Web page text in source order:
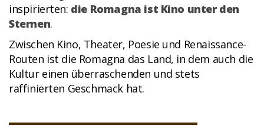
inspirierten: die Romagna ist Kino unter den
Sternen.
Zwischen Kino, Theater, Poesie und Renaissance-
Routen ist die Romagna das Land, in dem auch die
Kultur einen überraschenden und stets
raffinierten Geschmack hat.